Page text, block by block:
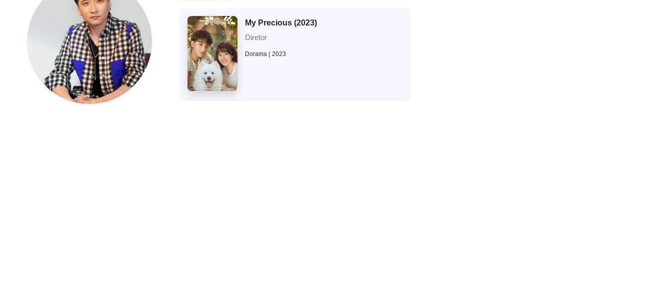
My Precious (2023)
Diretor
Dorama 2023